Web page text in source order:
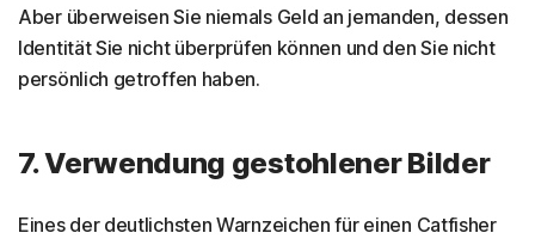
Aber überweisen Sie niemals Geld an jemanden, dessen
Identität Sie nicht überprüfen können und den Sie nicht
persönlich getroffen haben.
7. Verwendung gestohlener Bilder
Eines der deutlichsten Warnzeichen für einen Catfisher